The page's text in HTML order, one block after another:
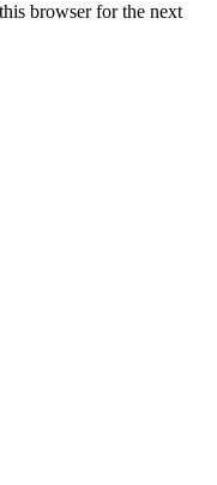
browser for the next